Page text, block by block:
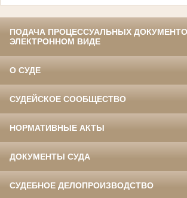
ПОДАЧА ПРОЦЕССУАЛЬНЫХ
ЭЛЕКТРОННОМ ВИДЕ
О СУДЕ
СУДЕЙСКОЕ СООБЩЕСТВО
НОРМАТИВНЫЕ АКТЫ
ДОКУМЕНТЫ СУДА
СУДЕБНОЕ ДЕЛОПРОИЗВОДСТВО